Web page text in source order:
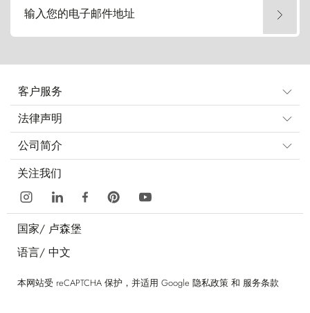
输入您的电子邮件地址
客户服务
法律声明
公司简介
关注我们
国家/ 卢森堡
语言/ 中文
本网站受 reCAPTCHA 保护，并适用 Google 隐私政策 和 服务条款